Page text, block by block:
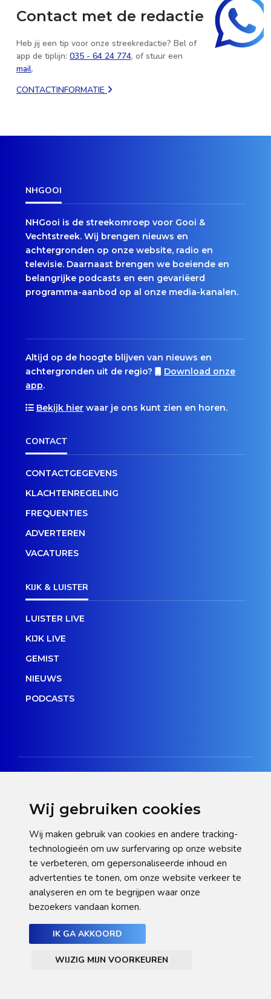
Wij gebruiken cookies
Wij maken gebruik van cookies en andere tracking-
technologieën om uw surfervaring op onze website
te verbeteren, om gepersonaliseerde inhoud en
advertenties te tonen, om onze website verkeer te
analyseren en om te begrijpen waar onze
bezoekers vandaan komen.
IK GA AKKOORD
WIJZIG MIJN VOORKEUREN
Contact met de redactie
Heb jij een tip voor onze streekredactie? Bel of
app de tiplijn: 035 - 64 24 774, of stuur een
mail.
CONTACTINFORMATIE
NHGOOI
NHGooi is de streekomroep voor Gooi &
Vechtstreek. Wij brengen nieuws en
achtergronden op onze website, radio en
televisie. Daarnaast brengen we boeiende en
belangrijke podcasts en een gevariëerd
programma-aanbod op al onze media-kanalen.
Altijd op de hoogte blijven van nieuws en
achtergronden uit de regio?
Download onze
app.
Bekijk hier waar je ons kunt zien en horen.
CONTACT
CONTACTGEGEVENS
KLACHTENREGELING
FREQUENTIES
ADVERTEREN
VACATURES
KIJK & LUISTER
LUISTER LIVE
KIJK LIVE
GEMIST
NIEUWS
PODCASTS
Privacy verklaring
Cookie statement
Pas hier uw cookie-instellingen aan